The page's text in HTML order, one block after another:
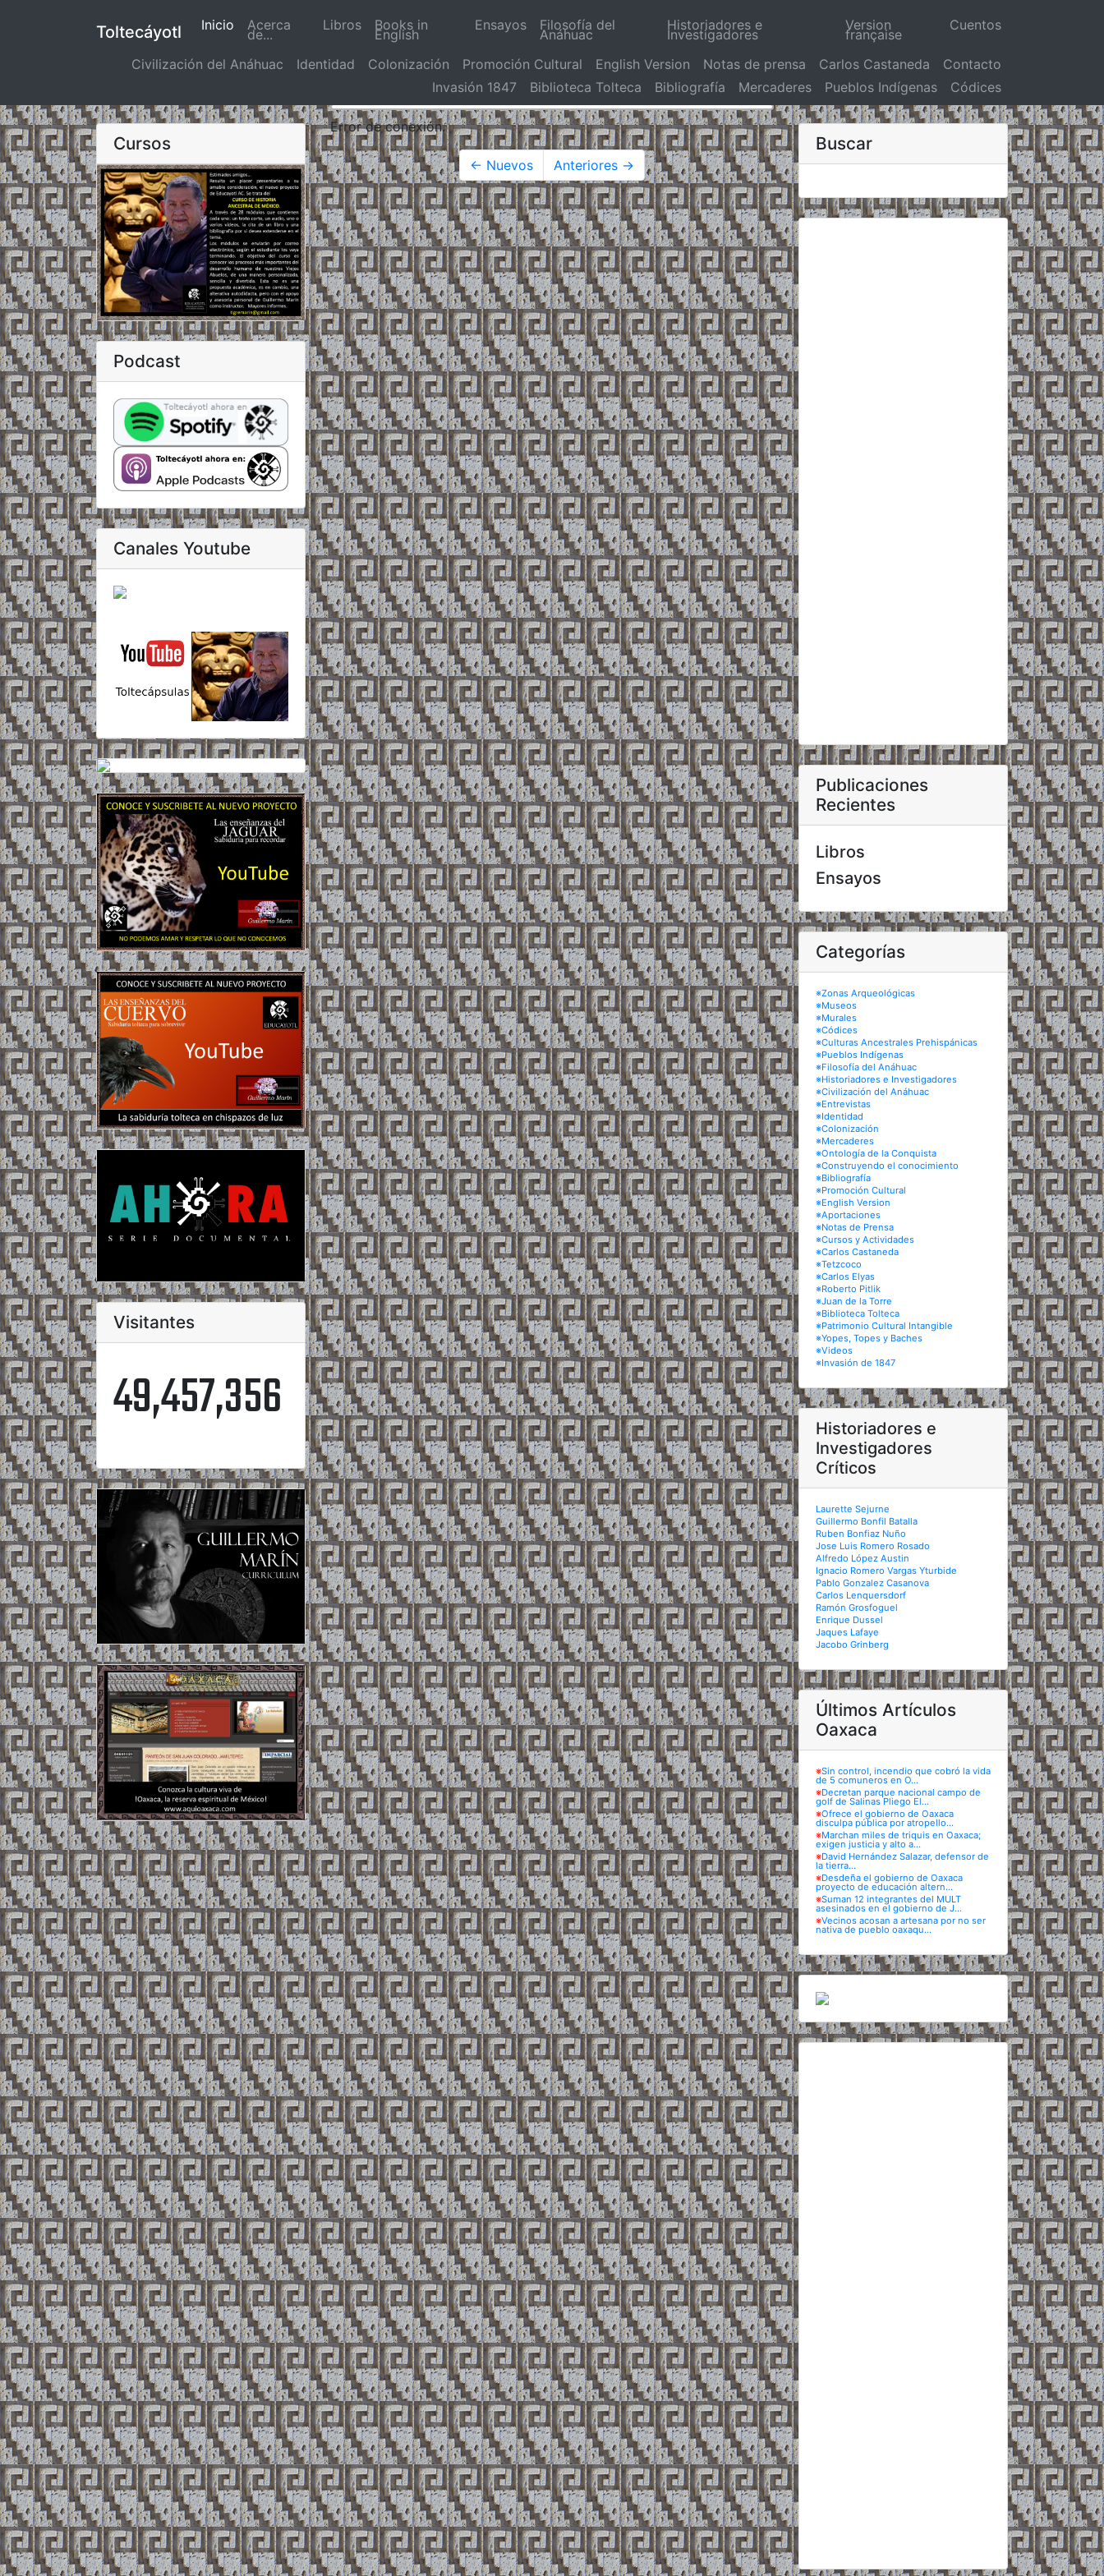
Toltecáyotl Inicio (actual)
Acerca
de...
Libros Books in
English
Ensayos Filosofía del
Anáhuac
Historiadores e
Investigadores
Version
française
Cuentos
Civilización del Anáhuac Identidad Colonización Promoción Cultural English Version Notas de prensa Carlos Castaneda
Contacto
Invasión 1847
Biblioteca Tolteca Bibliografía Mercaderes Pueblos Indígenas Códices
Cursos
Podcast
Canales Youtube
Visitantes
49,457,356
Error de conexión.
← Nuevos Anteriores →
Buscar
Publicaciones
Recientes
Libros
Ensayos
Categorías
※Zonas Arqueológicas
※Museos
※Murales
※Códices
※Culturas Ancestrales Prehispánicas
※Pueblos Indígenas
※Filosofía del Anáhuac
※Historiadores e Investigadores
※Civilización del Anáhuac
※Entrevistas
※Identidad
※Colonización
※Mercaderes
※Ontología de la Conquista
※Construyendo el conocimiento
※Bibliografía
※Promoción Cultural
※English Version
※Aportaciones
※Notas de Prensa
※Cursos y Actividades
※Carlos Castaneda
※Tetzcoco
※Carlos Elyas
※Roberto Pitlik
※Juan de la Torre
※Biblioteca Tolteca
※Patrimonio Cultural Intangible
※Yopes, Topes y Baches
※Videos
※Invasión de 1847
Historiadores e
Investigadores
Críticos
Laurette Sejurne
Guillermo Bonfil Batalla
Ruben Bonfiaz Nuño
Jose Luis Romero Rosado
Alfredo López Austin
Ignacio Romero Vargas Yturbide
Pablo Gonzalez Casanova
Carlos Lenquersdorf
Ramón Grosfoguel
Enrique Dussel
Jaques Lafaye
Jacobo Grinberg
Últimos Artículos
Oaxaca
※Sin control, incendio que cobró la vida
de 5 comuneros en O...
※Decretan parque nacional campo de
golf de Salinas Pliego El...
※Ofrece el gobierno de Oaxaca
disculpa pública por atropello...
※Marchan miles de triquis en Oaxaca;
exigen justicia y alto a...
※David Hernández Salazar, defensor de
la tierra...
※Desdeña el gobierno de Oaxaca
proyecto de educación altern...
※Suman 12 integrantes del MULT
asesinados en el gobierno de J...
※Vecinos acosan a artesana por no ser
nativa de pueblo oaxaqu...